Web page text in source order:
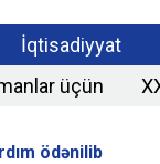
İqtisadiyyat
üçün
ödənilib